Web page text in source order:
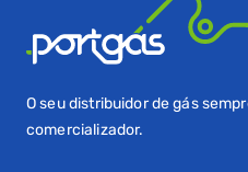
O seu distribuidor de gás
comercializador.